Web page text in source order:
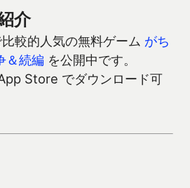
介
較的人気の無料ゲーム がち
＆続編 を公開中です。
Store でダウンロード可